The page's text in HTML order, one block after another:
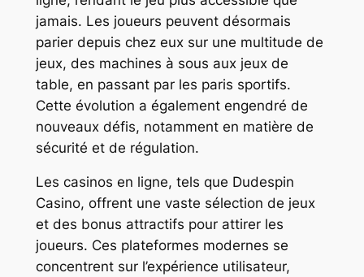
jamais. Les joueurs peuvent désormais
parier depuis chez eux sur une multitude de
jeux, des machines à sous aux jeux de
table, en passant par les paris sportifs.
Cette évolution a également engendré de
nouveaux défis, notamment en matière de
sécurité et de régulation.
Les casinos en ligne, tels que Dudespin
Casino, offrent une vaste sélection de jeux
et des bonus attractifs pour attirer les
joueurs. Ces plateformes modernes se
concentrent sur l’expérience utilisateur,